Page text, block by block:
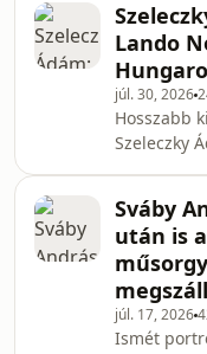
Lando
júl. 30, 2026
Hosszabb
Szeleczky
élmények,
tempója is
és George
beszéltünk
népszerűségéről
Sváby
után is
júl. 17, 2026
Ismét